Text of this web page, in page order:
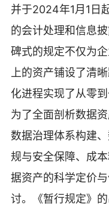
并于2024年1月1日
的会计处理和信息
碑式的规定不仅为
上的资产铺设了清
化进程实现了从零到
为了全面剖析数据
数据治理体系构建
规与安全保障、成
据资产的科学定价
讨。《暂行规定》